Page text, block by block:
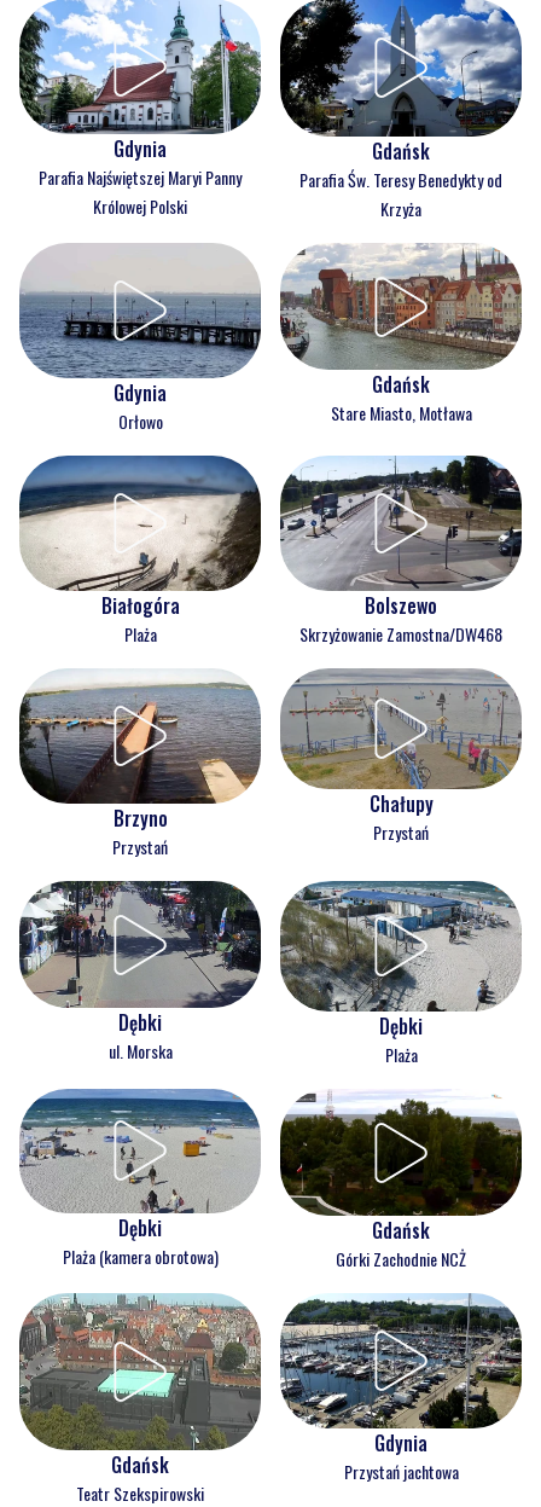
Gdynia
Parafia Najświętszej Maryi Panny
Królowej Polski
Gdańsk
Parafia Św. Teresy Benedykty od
Krzyża
Gdynia
Orłowo
Gdańsk
Stare Miasto, Motława
Białogóra
Plaża
Bolszewo
Skrzyżowanie Zamostna/DW468
Brzyno
Przystań
Chałupy
Przystań
Dębki
ul. Morska
Dębki
Plaża
Dębki
Plaża (kamera obrotowa)
Gdańsk
Górki Zachodnie NCŻ
Gdańsk
Teatr Szekspirowski
Gdynia
Przystań jachtowa